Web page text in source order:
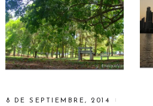
8 DE SEPTIEMBRE, 2014